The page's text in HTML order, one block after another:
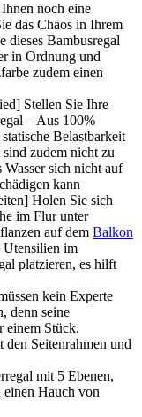
noch eine
das Chaos in Ihrem
dieses Bambusregal
in Ordnung und
zudem einen
Stellen Sie Ihre
– Aus 100%
Belastbarkeit
zudem nicht zu
Wasser sich nicht auf
kann
Holen Sie sich
im Flur unter
auf dem Balkon
Utensilien im
platzieren, es hilft
kein Experte
denn seine
einem Stück.
Seitenrahmen und
mit 5 Ebenen,
einen Hauch von